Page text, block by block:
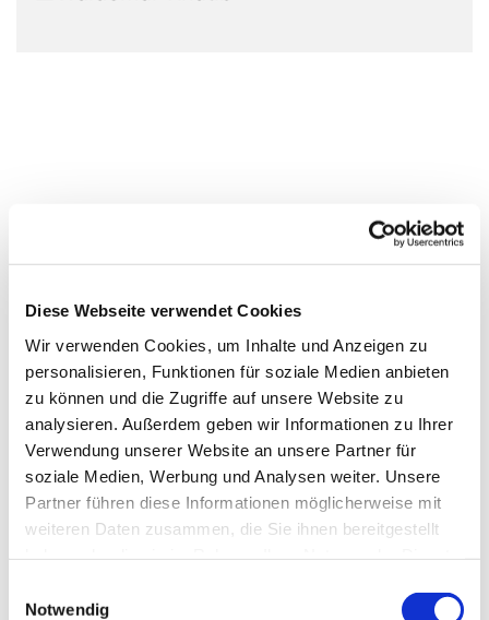
Diese Webseite verwendet Cookies
Wir verwenden Cookies, um Inhalte und Anzeigen zu
personalisieren, Funktionen für soziale Medien anbieten
zu können und die Zugriffe auf unsere Website zu
analysieren. Außerdem geben wir Informationen zu Ihrer
Verwendung unserer Website an unsere Partner für
soziale Medien, Werbung und Analysen weiter. Unsere
Partner führen diese Informationen möglicherweise mit
weiteren Daten zusammen, die Sie ihnen bereitgestellt
Notwendig
Dies könnte Sie auch
interessieren